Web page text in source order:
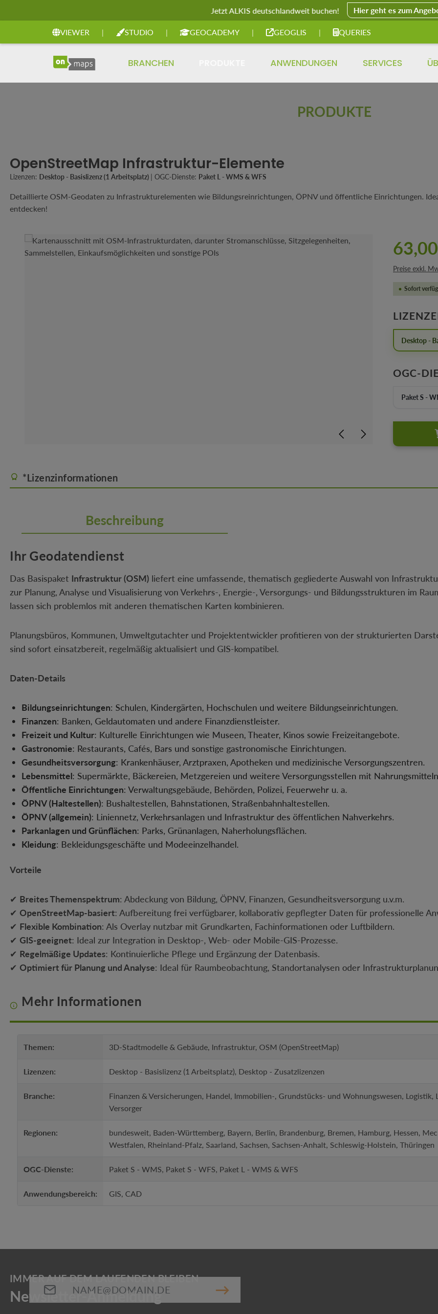
Jetzt ALKIS deutschlandweit buchen! Hier geht es zum
VIEWER | STUDIO | GEOCADEMY | GEOGLIS | QUERIES
BRANCHEN ANWENDUNGEN SERVICES
PRODUKTE
OpenStreetMap Infrastruktur-Elemente
Lizenzen: Desktop - Basislizenz (1 Arbeitsplatz) | OGC-Dienste: Paket L - WMS & WFS
Detaillierte OSM-Geodaten zu Infrastrukturelementen wie Bildungsreinrichtungen, ÖPNV und öffentliche Einrichtungen.
entdecken!
Bildergalerie überspringen
Preise exkl.
Sofort
Desktop -
OGC-
Paket S -
*Lizenzinformationen
Beschreibung
Ihr Geodatendienst
Das Basispaket Infrastruktur (OSM) liefert eine umfassende, thematisch gegliederte Auswahl von
zur Planung, Analyse und Visualisierung von Verkehrs-, Energie-, Versorgungs- und Bildungsstrukturen im
lassen sich problemlos mit anderen thematischen Karten kombinieren.
Planungsbüros, Kommunen, Umweltgutachter und Projektentwickler profitieren von der strukturierten
sind sofort einsatzbereit, regelmäßig aktualisiert und GIS-kompatibel.
Daten-Details
Bildungseinrichtungen: Schulen, Kindergärten, Hochschulen und weitere Bildungseinrichtungen.
Finanzen: Banken, Geldautomaten und andere Finanzdienstleister.
Freizeit und Kultur: Kulturelle Einrichtungen wie Museen, Theater, Kinos sowie Freizeitangebote.
Gastronomie: Restaurants, Cafés, Bars und sonstige gastronomische Einrichtungen.
Gesundheitsversorgung: Krankenhäuser, Arztpraxen, Apotheken und medizinische Versorgungszentren.
Lebensmittel: Supermärkte, Bäckereien, Metzgereien und weitere Versorgungsstellen mit
Öffentliche Einrichtungen: Verwaltungsgebäude, Behörden, Polizei, Feuerwehr u. a.
ÖPNV (Haltestellen): Bushaltestellen, Bahnstationen, Straßenbahnhaltestellen.
ÖPNV (allgemein): Liniennetz, Verkehrsanlagen und Infrastruktur des öffentlichen Nahverkehrs.
Parkanlagen und Grünflächen: Parks, Grünanlagen, Naherholungsflächen.
Kleidung: Bekleidungsgeschäfte und Modeeinzelhandel.
Vorteile
✔ Breites Themenspektrum: Abdeckung von Bildung, ÖPNV, Finanzen, Gesundheitsversorgung u.v.m.
✔ OpenStreetMap-basiert: Aufbereitung frei verfügbarer, kollaborativ gepflegter Daten für professionelle
✔ Flexible Kombination: Als Overlay nutzbar mit Grundkarten, Fachinformationen oder Luftbildern.
✔ GIS-geeignet: Ideal zur Integration in Desktop-, Web- oder Mobile-GIS-Prozesse.
✔ Regelmäßige Updates: Kontinuierliche Pflege und Ergänzung der Datenbasis.
✔ Optimiert für Planung und Analyse: Ideal für Raumbeobachtung, Standortanalysen oder
Mehr Informationen
Themen: 3D-Stadtmodelle & Gebäude, Infrastruktur, OSM (OpenStreetMap)
Lizenzen: Desktop - Basislizenz (1 Arbeitsplatz), Desktop - Zusatzlizenzen
Branche:
Finanzen & Versicherungen, Handel, Immobilien-, Grundstücks- und Wohnungswesen,
Versorger
Regionen:
bundesweit, Baden-Württemberg, Bayern, Berlin, Brandenburg, Bremen, Hamburg, Hessen,
Westfalen, Rheinland-Pfalz, Saarland, Sachsen, Sachsen-Anhalt, Schleswig-Holstein, Thüringen
OGC-Dienste: Paket S - WMS, Paket S - WFS, Paket L - WMS & WFS
Anwendungsbereich: GIS, CAD